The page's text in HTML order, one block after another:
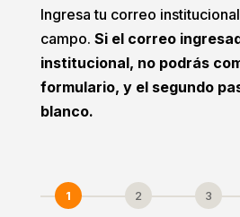
Ingresa tu correo
campo. Si el correo
institucional, no podrás
formulario, y el segundo
blanco.
1 2 3